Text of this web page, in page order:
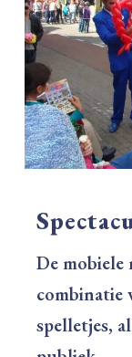
De mobiele
combinatie
spelletjes,